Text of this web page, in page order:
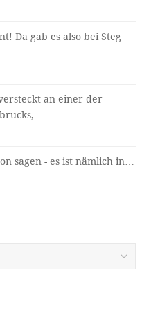
Da gab es also bei Steg
an einer der
sagen - es ist nämlich in…